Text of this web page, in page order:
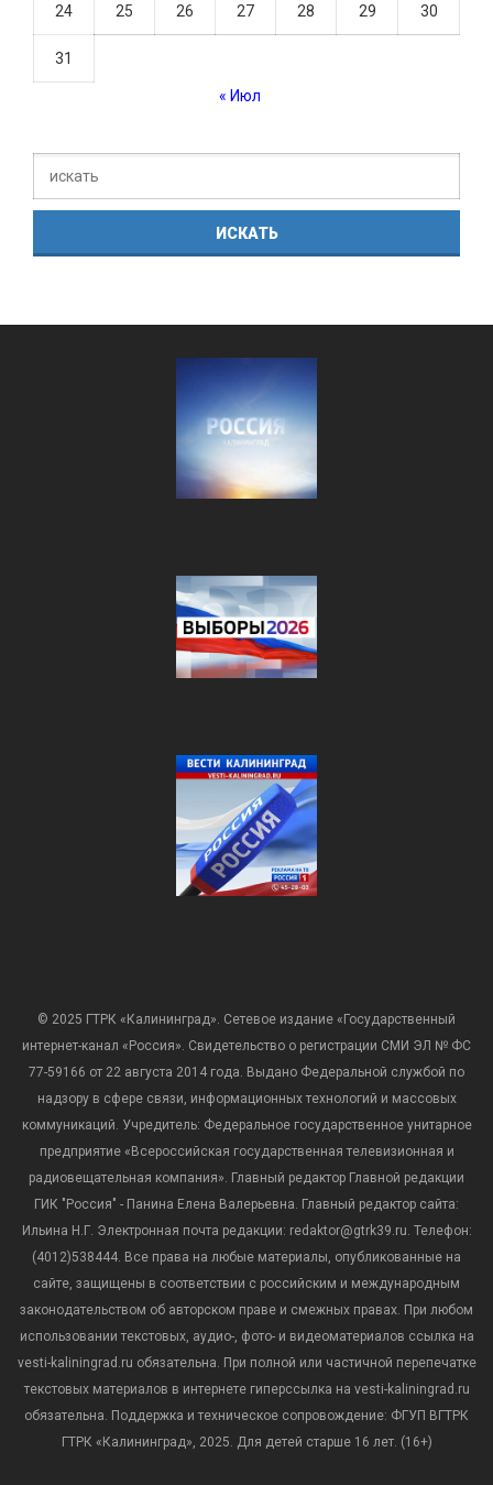
24 25 26 27 28 29 30
31
« Июл
© 2025 ГТРК «Калининград». Сетевое издание «Государственный
интернет-канал «Россия». Свидетельство о регистрации СМИ ЭЛ № ФС
77-59166 от 22 августа 2014 года. Выдано Федеральной службой по
надзору в сфере связи, информационных технологий и массовых
коммуникаций. Учредитель: Федеральное государственное унитарное
предприятие «Всероссийская государственная телевизионная и
радиовещательная компания». Главный редактор Главной редакции
ГИК "Россия" - Панина Елена Валерьевна. Главный редактор сайта:
Ильина Н.Г. Электронная почта редакции: redaktor@gtrk39.ru. Телефон:
(4012)538444. Все права на любые материалы, опубликованные на
сайте, защищены в соответствии с российским и международным
законодательством об авторском праве и смежных правах. При любом
использовании текстовых, аудио-, фото- и видеоматериалов ссылка на
vesti-kaliningrad.ru обязательна. При полной или частичной перепечатке
текстовых материалов в интернете гиперссылка на vesti-kaliningrad.ru
обязательна. Поддержка и техническое сопровождение: ФГУП ВГТРК
ГТРК «Калининград», 2025. Для детей старше 16 лет. (16+)